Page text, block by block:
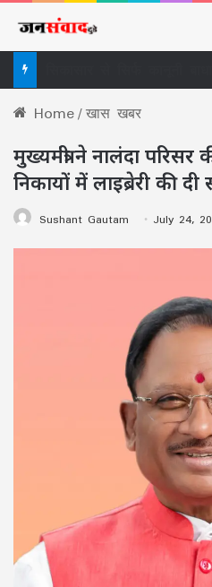
Home/खास खबर
मुख्यमंत्री ने नालंदा
निकायों में लाइब्रेरी की दी
Sushant Gautam July 24,